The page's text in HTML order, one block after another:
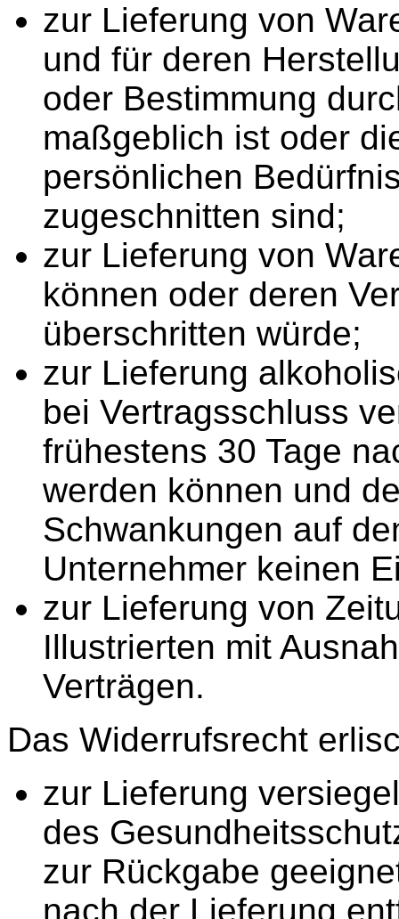
zur Lieferung von
und für deren
oder Bestimmung
maßgeblich ist oder
persönlichen
zugeschnitten sind;
zur Lieferung von
können oder deren
überschritten würde;
zur Lieferung
bei Vertragsschluss
frühestens 30 Tage
werden können und
Schwankungen auf
Unternehmer keinen
zur Lieferung von
Illustrierten mit
Verträgen.
Das Widerrufsrecht
zur Lieferung
des
zur Rückgabe
nach der Lieferung